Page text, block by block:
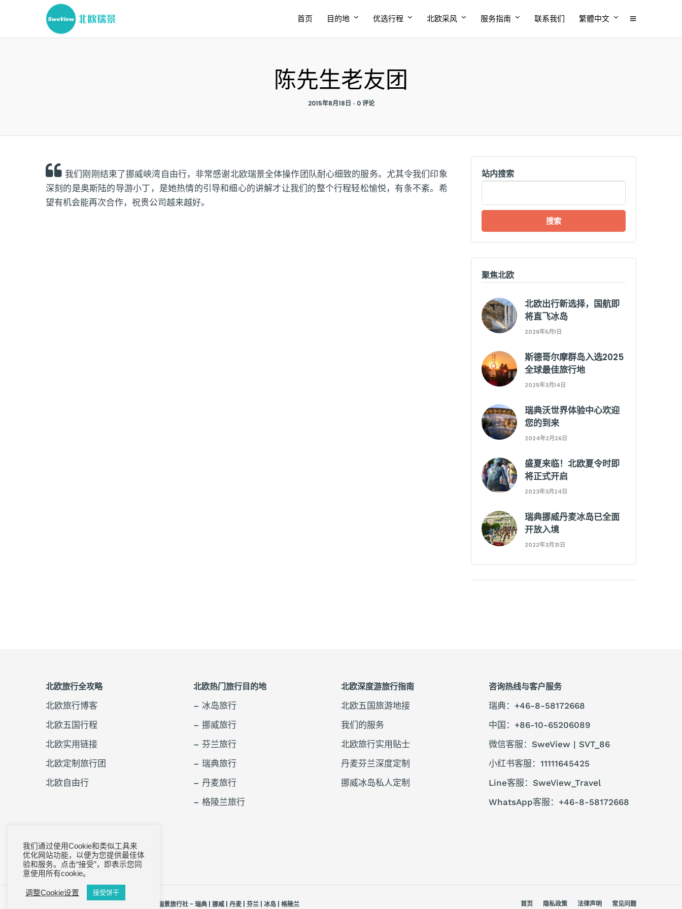
首页 目的地 优选行程 北欧采风 服务指南 联系我们 繁體中文
陈先生老友团
2015年8月18日 • 0 评论
我们刚刚结束了挪威峡湾自由行，非常感谢北欧瑞景全体操作团队耐心细致的服务。尤其令我们印象
深刻的是奥斯陆的导游小丁，是她热情的引导和细心的讲解才让我们的整个行程轻松愉悦，有条不紊。希
望有机会能再次合作，祝贵公司越来越好。
站内搜索
搜
聚焦北欧
北欧出行新选择，国航即
将直飞冰岛
2026年5月1日
斯德哥尔摩群岛入选2025
全球最佳旅行地
2025年3月14日
瑞典沃世界体验中心欢迎
您的到来
2024年2月26日
盛夏来临！北欧夏令时即
将正式开启
2023年3月24日
瑞典挪威丹麦冰岛已全面
开放入境
2022年3月31日
北欧旅行全攻略
北欧旅行博客
北欧五国行程
北欧实用链接
北欧定制旅行团
北欧自由行
北欧热门旅行目的地
– 冰岛旅行
– 挪威旅行
– 芬兰旅行
– 瑞典旅行
– 丹麦旅行
– 格陵兰旅行
北欧深度游旅行指南
北欧五国旅游地接
我们的服务
北欧旅行实用贴士
丹麦芬兰深度定制
挪威冰岛私人定制
咨询热线与客户服务
瑞典：+46-8-58172668
中国：+86-10-65206089
微信客服：SweView | SVT_86
小红书客服：11111645425
Line客服：SweView_Travel
WhatsApp客服：+46-8-58172668
首页 隐私政策 法律声明 常见问题
© 2005, 2026 SweView Travel - 北欧瑞景旅行社 - 瑞典 | 挪威 | 丹麦 | 芬兰 | 冰岛 | 格陵兰
我们通过使用Cookie和类似工具来
优化网站功能，以便为您提供最佳体
验和服务。点击“接受”，即表示您同
意使用所有cookie。
调整Cookie设置 接受饼干